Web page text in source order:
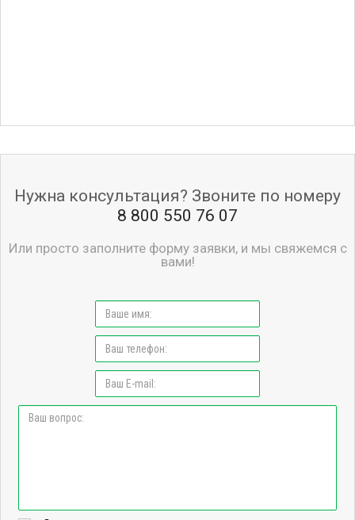
Нужна консультация? Звоните по номеру
8 800 550 76 07
Или просто заполните форму заявки, и мы свяжемся с
вами!